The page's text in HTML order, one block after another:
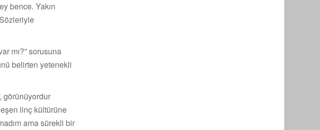
bence. Yakın
mı?” sorusuna
belirten yetenekli
görünüyordur
linç kültürüne
ama sürekli bir